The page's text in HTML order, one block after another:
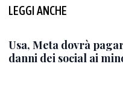
LEGGI ANCHE
Usa, Meta dovrà
danni dei social ai